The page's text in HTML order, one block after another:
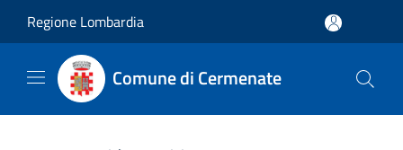
Regione Lombardia
Comune di Cermenate